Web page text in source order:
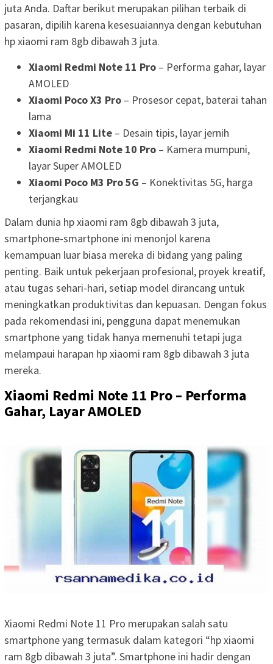
juta Anda. Daftar berikut merupakan pilihan terbaik di
pasaran, dipilih karena kesesuaiannya dengan kebutuhan
hp xiaomi ram 8gb dibawah 3 juta.
Xiaomi Redmi Note 11 Pro – Performa gahar, layar
AMOLED
Xiaomi Poco X3 Pro – Prosesor cepat, baterai tahan
lama
Xiaomi Mi 11 Lite – Desain tipis, layar jernih
Xiaomi Redmi Note 10 Pro – Kamera mumpuni,
layar Super AMOLED
Xiaomi Poco M3 Pro 5G – Konektivitas 5G, harga
terjangkau
Dalam dunia hp xiaomi ram 8gb dibawah 3 juta,
smartphone-smartphone ini menonjol karena
kemampuan luar biasa mereka di bidang yang paling
penting. Baik untuk pekerjaan profesional, proyek kreatif,
atau tugas sehari-hari, setiap model dirancang untuk
meningkatkan produktivitas dan kepuasan. Dengan fokus
pada rekomendasi ini, pengguna dapat menemukan
smartphone yang tidak hanya memenuhi tetapi juga
melampaui harapan hp xiaomi ram 8gb dibawah 3 juta
mereka.
Xiaomi Redmi Note 11 Pro – Performa
Gahar, Layar AMOLED
Xiaomi Redmi Note 11 Pro merupakan salah satu
smartphone yang termasuk dalam kategori “hp xiaomi
ram 8gb dibawah 3 juta”. Smartphone ini hadir dengan